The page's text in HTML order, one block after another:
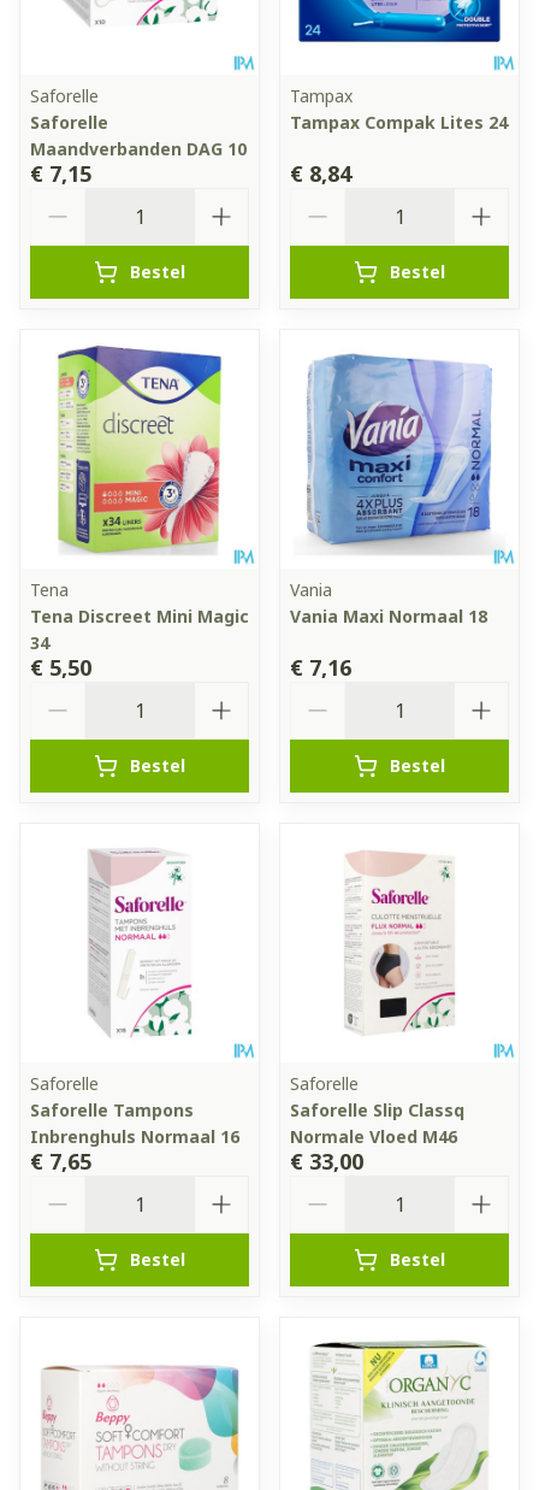
Saforelle
Saforelle
Maandverbanden DAG 10
€ 7,15
Bestel
Tampax
Tampax Compak Lites 24
€ 8,84
Bestel
Tena
Tena Discreet Mini Magic
34
€ 5,50
Bestel
Vania
Vania Maxi Normaal 18
€ 7,16
Bestel
Saforelle
Saforelle Tampons
Inbrenghuls Normaal 16
€ 7,65
Bestel
Saforelle
Saforelle Slip Classq
Normale Vloed M46
€ 33,00
Bestel